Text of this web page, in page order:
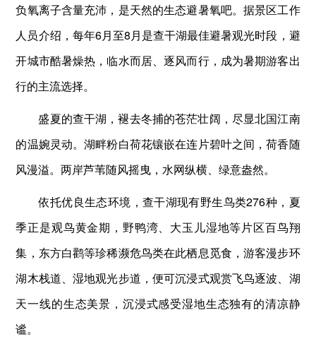
负氧离子含量充沛，是天然的生态避暑氧吧。据景区工作
人员介绍，每年6月至8月是查干湖最佳避暑观光时段，避
开城市酷暑燥热，临水而居、逐风而行，成为暑期游客出
行的主流选择。
盛夏的查干湖，褪去冬捕的苍茫壮阔，尽显北国江南
的温婉灵动。湖畔粉白荷花镶嵌在连片碧叶之间，荷香随
风漫溢。两岸芦苇随风摇曳，水网纵横、绿意盎然。
依托优良生态环境，查干湖现有野生鸟类276种，夏
季正是观鸟黄金期，野鸭湾、大玉儿湿地等片区百鸟翔
集，东方白鹳等珍稀濒危鸟类在此栖息觅食，游客漫步环
湖木栈道、湿地观光步道，便可沉浸式观赏飞鸟逐波、湖
天一线的生态美景，沉浸式感受湿地生态独有的清凉静
谧。